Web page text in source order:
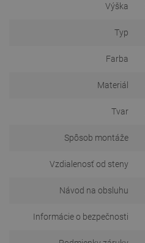
Výška
Typ
Farba
Materiál
Tvar
Spôsob montáže
Vzdialenosť od steny
Návod na obsluhu
Informácie o bezpečnosti